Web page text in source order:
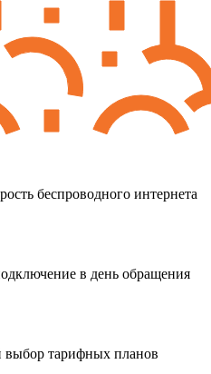
беспроводного интернета
в день обращения
тарифных планов